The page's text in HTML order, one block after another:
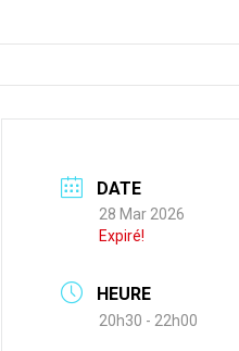
DATE
28 Mar 2026
Expiré!
HEURE
20h30 - 22h00